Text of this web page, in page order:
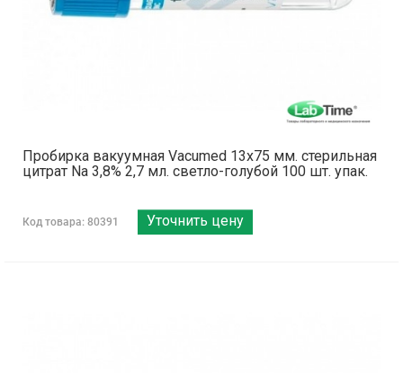
Пробирка вакуумная Vacumed 13х75 мм. стерильная
цитрат Na 3,8% 2,7 мл. светло-голубой 100 шт. упак.
Код товара: 80391 Уточнить цену